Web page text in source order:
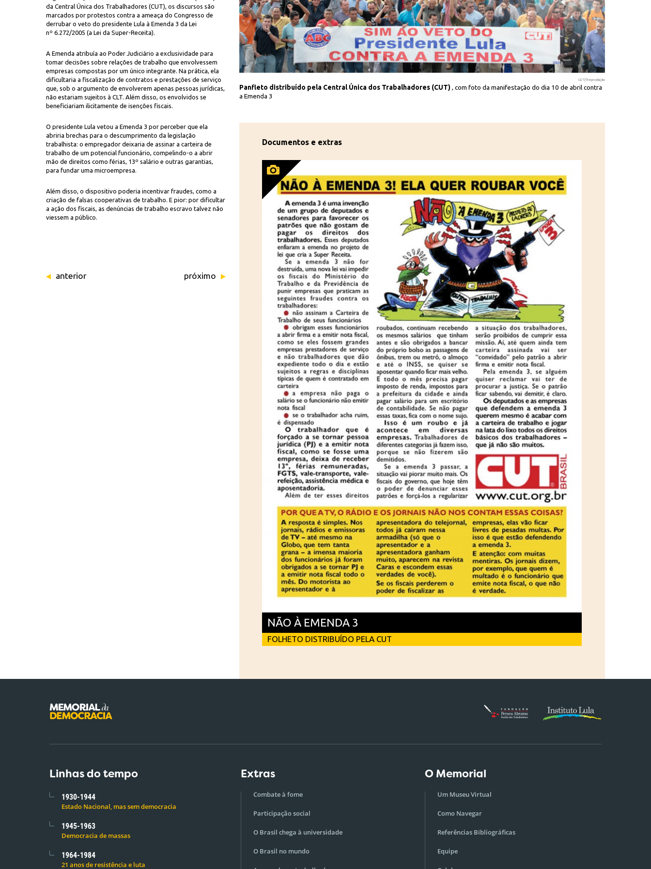
da Central Única dos Trabalhadores (CUT), os discursos são
marcados por protestos contra a ameaça do Congresso de
derrubar o veto do presidente Lula à Emenda 3 da Lei
nº 6.272/2005 (a Lei da Super-Receita).
A Emenda atribuía ao Poder Judiciário a exclusividade para
tomar decisões sobre relações de trabalho que envolvessem
empresas compostas por um único integrante. Na prática, ela
dificultaria a fiscalização de contratos e prestações de serviço
que, sob o argumento de envolverem apenas pessoas jurídicas,
não estariam sujeitos à CLT. Além disso, os envolvidos se
beneficiariam ilicitamente de isenções fiscais.
O presidente Lula vetou a Emenda 3 por perceber que ela
abriria brechas para o descumprimento da legislação
trabalhista: o empregador deixaria de assinar a carteira de
trabalho de um potencial funcionário, compelindo-o a abrir
mão de direitos como férias, 13º salário e outras garantias,
para fundar uma microempresa.
Além disso, o dispositivo poderia incentivar fraudes, como a
criação de falsas cooperativas de trabalho. E pior: por dificultar
a ação dos fiscais, as denúncias de trabalho escravo talvez não
viessem a público.
anterior próximo
Trabalhadores (CUT), com foto da manifestação do dia 10 de abril contra
CUT/Reprodução
Panfleto distribuído pela Central Única dos Trabalhadores (CUT) , com foto da manifestação do dia 10 de abril contra
a Emenda 3
CUT/Reprodução
Documentos e extras
NÃO À EMENDA 3
FOLHETO DISTRIBUÍDO PELA CUT
Linhas do tempo
1930-1944
Estado Nacional, mas sem democracia
1945-1963
Democracia de massas
1964-1984
21 anos de resistência e luta
Extras
Combate à fome
Participação social
O Brasil chega à universidade
O Brasil no mundo
O Memorial
Um Museu Virtual
Como Navegar
Referências Bibliográficas
Equipe